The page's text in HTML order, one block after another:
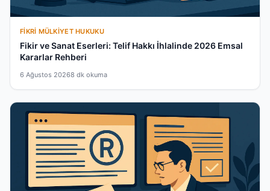
FIKRI MÜLKIYET HUKUKU
Fikir ve Sanat Eserleri: Telif Hakkı İhlalinde 2026 Emsal
Kararlar Rehberi
6 Ağustos 20268 dk okuma